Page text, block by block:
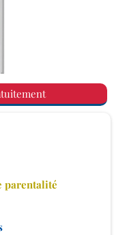
parentalité